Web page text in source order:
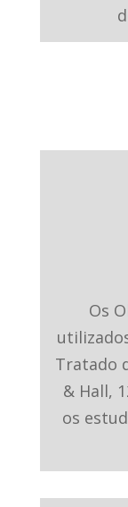
Os
Tratado
& Hall,
os